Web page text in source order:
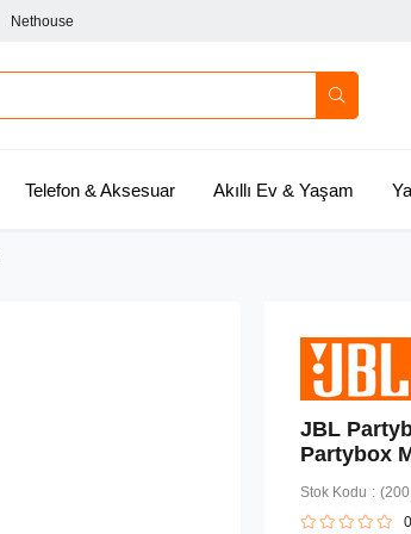
Nethouse
Telefon & Aksesuar Akıllı Ev & Yaşam
JBL
Partybox
Stok Kodu